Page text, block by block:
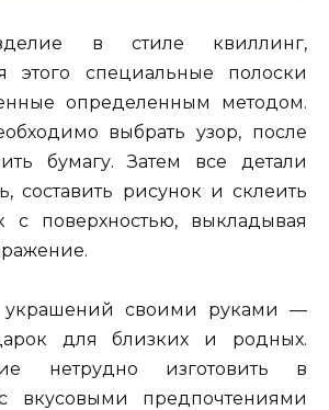
в стиле квиллинг,
этого специальные полоски
определенным методом.
выбрать узор, после
бумагу. Затем все детали
составить рисунок и склеить
с поверхностью, выкладывая
украшений своими руками —
для близких и родных.
нетрудно изготовить в
с вкусовыми предпочтениями